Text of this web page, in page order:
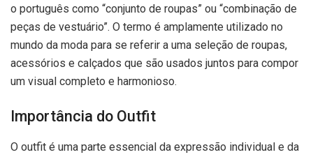
o português como “conjunto de roupas” ou “combinação de
peças de vestuário”. O termo é amplamente utilizado no
mundo da moda para se referir a uma seleção de roupas,
acessórios e calçados que são usados juntos para compor
um visual completo e harmonioso.
Importância do Outfit
O outfit é uma parte essencial da expressão individual e da